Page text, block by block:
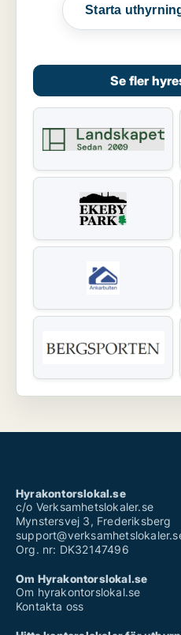
Starta
Se fler
Hyrakontorslokal.se
c/o Verksamhetslokaler.se
Mynstersvej 3, Frederiksberg
Org. nr: DK32147496
Om Hyrakontorslokal.se
Om hyrakontorslokal.se
Kontakta oss